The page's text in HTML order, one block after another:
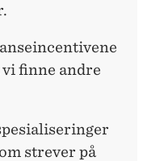
vi finne andre
strever på